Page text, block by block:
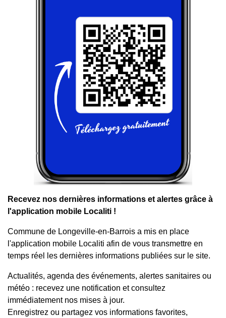
Recevez nos dernières informations et alertes grâce à
l'application mobile Localiti !
Commune de Longeville-en-Barrois a mis en place
l'application mobile Localiti afin de vous transmettre en
temps réel les dernières informations publiées sur le site.
Actualités, agenda des événements, alertes sanitaires ou
météo : recevez une notification et consultez
immédiatement nos mises à jour.
Enregistrez ou partagez vos informations favorites,